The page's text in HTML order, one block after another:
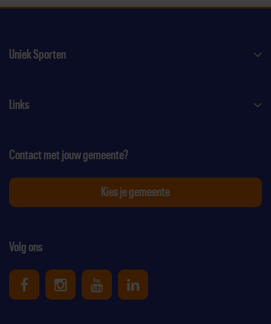
Uniek Sporten
Links
Volg ons
Uniek Sporten op Facebook
Uniek Sporten op Instagram
Uniek Sporten op Youtube
Uniek Sporten op
Contact met jouw gemeente?
Kies je gemeente